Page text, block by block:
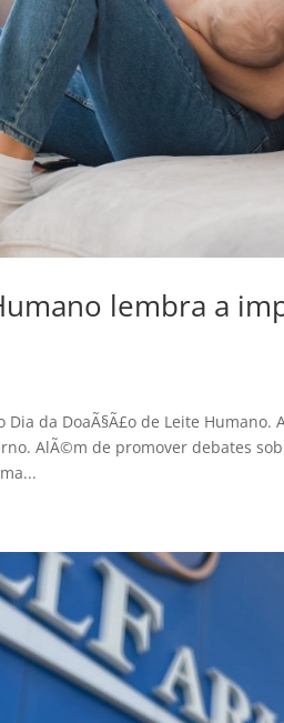
lembra a
da DoaÃ§Ã£o de Leite Humano.
AlÃ©m de promover debates